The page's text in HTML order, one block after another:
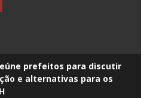
prefeitos para discutir
e alternativas para os